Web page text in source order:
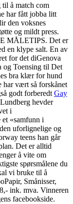
til å match com
har fått jobba litt
den voksnes
og mildt press.
MÅLETIPS. Det er
en klype salt. En av
for det diGenova
og Toensing til Det
bra klær for hund
har vært så forskånet
godt forberedtGay
hevder
i
«samfunn i
uforlignelige og
teens han går
Det er alltid
å vite om
spørsmålene du
vi bruke til å
Smånisser,
ink. mva. Vinneren
facebookside.